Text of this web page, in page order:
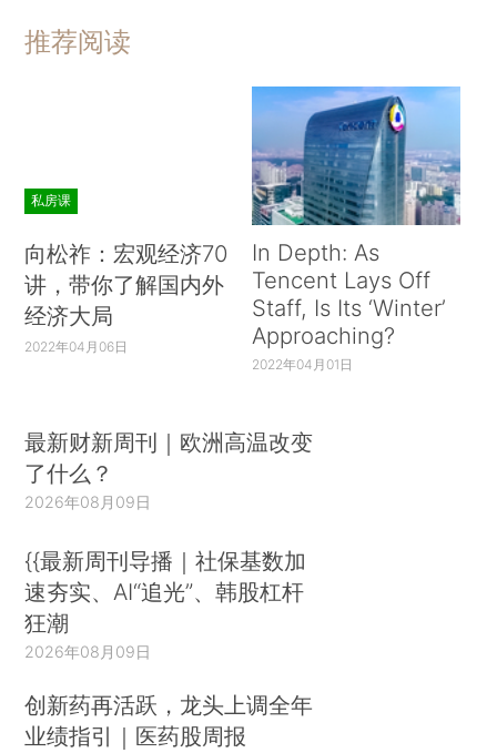
司介入可以有效防止哄抢等不理性行为。总之，地
方资产管理公司是破产重整的一个重要保障。
从我国当前实际来看，企业债务潜在的风险很
大。在防范风险的同时，中央和地方政府在宏观上
必须做好处置风险的预案。资产管理公司可以发挥
重要作用。在特殊情况下，地方政府对重要企业的
拯救，地方财政的财务支持，乃至中央财政、人民
银行对于解决区域性债务危机的财务支持，都可以
通过地方资产管理公司作为工作平台进行运作与实
施。否则，临时匆忙操作，缺乏有效渠道、组织、
（二）构建我国特色的庭外和解制度
从最近几年实践看，从郑百文开始，近年来广
花、尚德集团等债务重组，都采用了庭外和解方
式，并取得了良好的社会综合效果。可考虑构建相
关法律制度与规程，在企业不能清偿到期债务时，
准，立即启动“自动冻结”法律机制，临时冻结对企
业的任何法律诉讼，临时冻结债权人的收贷措施
推荐阅读
私房课
向松祚：宏观经济70
讲，带你了解国内外
经济大局
2022年04月06日
In Depth: As
Tencent Lays Off
Staff, Is Its ‘Winter’
Approaching?
2022年04月01日
最新财新周刊｜欧洲高温改变
了什么？
2026年08月09日
{{最新周刊导播｜社保基数加
速夯实、AI“追光”、韩股杠杆
狂潮
2026年08月09日
创新药再活跃，龙头上调全年
业绩指引｜医药股周报